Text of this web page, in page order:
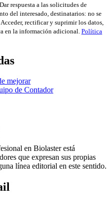
respuesta a las solicitudes de
del interesado, destinatarios: no se
rectificar y suprimir los datos,
en la información adicional. Política
mejorar
de Contador
en Biolaster está
que expresan sus propias
línea editorial en este sentido.